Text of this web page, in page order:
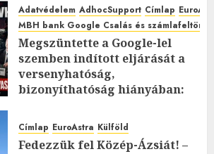
Adatvédelem AdhocSupport Címlap
MBH bank Google Csalás és
Megszüntette a Google-lel
szemben indított eljárását a
versenyhatóság,
bizonyíthatóság hiányában:
2026.JÚLIUS.23. CSÜTÖRTÖK.
0
Címlap EuroAstra Külföld
Fedezzük fel Közép-Ázsiát! –